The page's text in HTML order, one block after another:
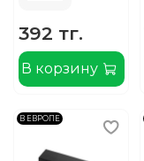
392 тг.
В корзину
В ЕВРОПЕ